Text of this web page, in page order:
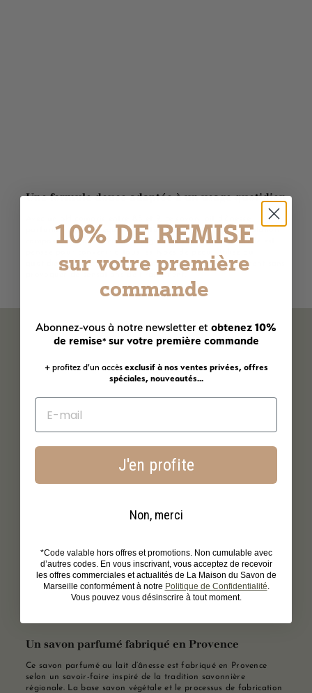
Une formule douce adaptée à un usage quotidien
parfumé respecte l’équilibre naturel de la peau. Sa formulation
composée majoritairement d’ingrédients d’origine naturelle est
quotidien pour le corps ou les mains, il nettoie efficacement sans
provoquer de sensations de tiraillement.
Un savon parfumé fabriqué en Provence
Ce savon parfumé au lait d’ânesse est fabriqué en Provence
selon un savoir-faire inspiré de la tradition savonnière
régionale. La base savon végétale et le processus de fabrication
10% DE REMISE
sur votre première
commande
Abonnez-vous à notre newsletter et obtenez 10%
de remise*sur votre première commande
+ profitez d'un accès exclusif à nos ventes privées, offres
spéciales, nouveautés...
J'en profite
Non, merci
*Code valable hors offres et promotions. Non cumulable avec
d’autres codes. En vous inscrivant, vous acceptez de recevoir
les offres commerciales et actualités de La Maison du Savon de
Marseille conformément à notre Politique de Confidentialité.
Vous pouvez vous désinscrire à tout moment.